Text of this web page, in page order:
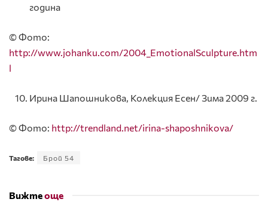
година
© Фото:
http://www.johanku.com/2004_EmotionalSculpture.htm
l
Ирина Шапошникова, Колекция Есен/ Зима 2009 г.
© Фото: http://trendland.net/irina-shaposhnikova/
Тагове: Брой 54
Вижтеоще